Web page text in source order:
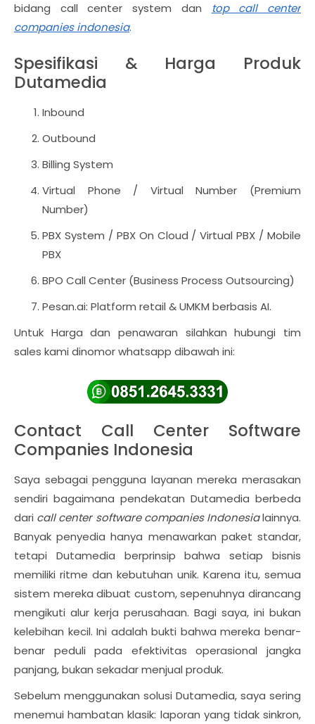
bidang call center system dan
top call center
companies indonesia.
Spesifikasi & Harga Produk
Dutamedia
Inbound
Outbound
Billing System
Virtual Phone / Virtual Number (Premium
Number)
PBX System / PBX On Cloud / Virtual PBX / Mobile
PBX
BPO Call Center (Business Process Outsourcing)
Pesan.ai: Platform retail & UMKM berbasis AI.
Untuk Harga dan penawaran silahkan hubungi tim
sales kami dinomor whatsapp dibawah ini:
Contact Call Center Software
Companies Indonesia
Saya sebagai pengguna layanan mereka merasakan
sendiri bagaimana pendekatan Dutamedia berbeda
dari call center software companies Indonesialainnya.
Banyak penyedia hanya menawarkan paket standar,
tetapi Dutamedia berprinsip bahwa setiap bisnis
memiliki ritme dan kebutuhan unik. Karena itu, semua
sistem mereka dibuat custom, sepenuhnya dirancang
mengikuti alur kerja perusahaan. Bagi saya, ini bukan
kelebihan kecil. Ini adalah bukti bahwa mereka benar-
benar peduli pada efektivitas operasional jangka
panjang, bukan sekadar menjual produk.
Sebelum menggunakan solusi Dutamedia, saya sering
menemui hambatan klasik: laporan yang tidak sinkron,